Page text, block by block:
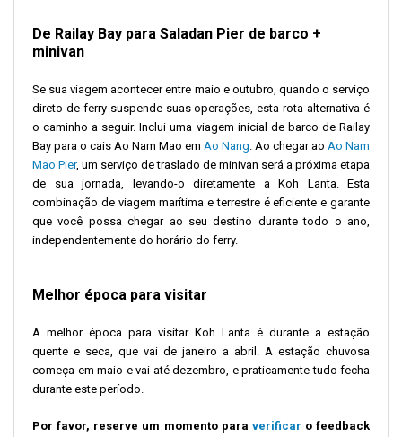
De Railay Bay para Saladan Pier de barco +
minivan
Se sua viagem acontecer entre maio e outubro, quando o serviço
direto de ferry suspende suas operações, esta rota alternativa é
o caminho a seguir. Inclui uma viagem inicial de barco de Railay
Bay para o cais Ao Nam Mao em Ao Nang. Ao chegar ao Ao Nam
Mao Pier, um serviço de traslado de minivan será a próxima etapa
de sua jornada, levando-o diretamente a Koh Lanta. Esta
combinação de viagem marítima e terrestre é eficiente e garante
que você possa chegar ao seu destino durante todo o ano,
independentemente do horário do ferry.
Melhor época para visitar
A melhor época para visitar Koh Lanta é durante a estação
quente e seca, que vai de janeiro a abril. A estação chuvosa
começa em maio e vai até dezembro, e praticamente tudo fecha
durante este período.
Por favor, reserve um momento para verificar o feedback